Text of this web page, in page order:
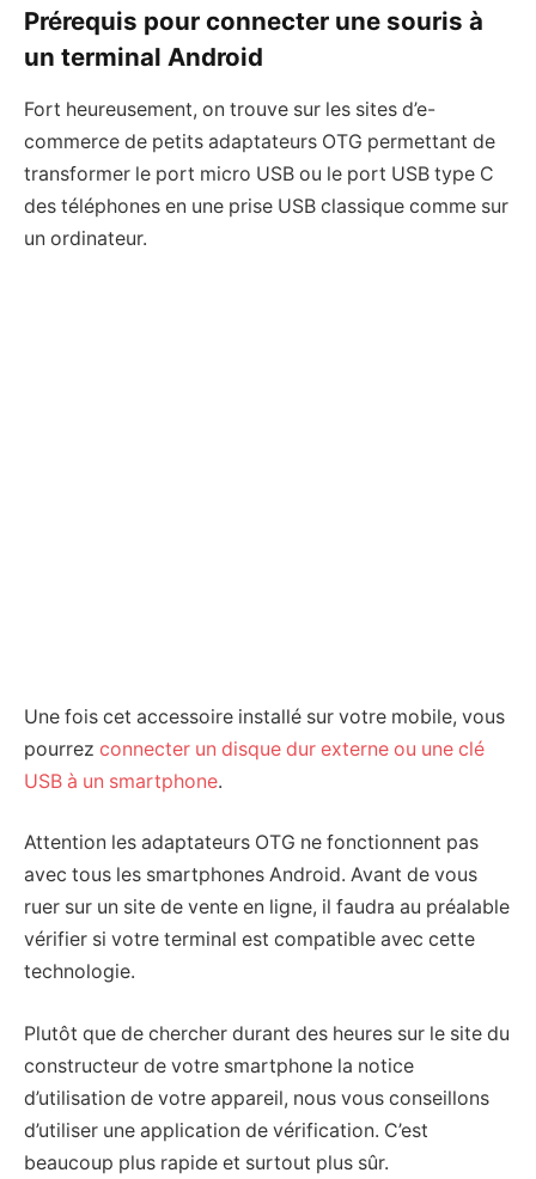
Prérequis pour connecter une souris à
un terminal Android
Fort heureusement, on trouve sur les sites d’e-
commerce de petits adaptateurs OTG permettant de
transformer le port micro USB ou le port USB type C
des téléphones en une prise USB classique comme sur
un ordinateur.
Une fois cet accessoire installé sur votre mobile, vous
pourrez connecter un disque dur externe ou une clé
USB à un smartphone.
Attention les adaptateurs OTG ne fonctionnent pas
avec tous les smartphones Android. Avant de vous
ruer sur un site de vente en ligne, il faudra au préalable
vérifier si votre terminal est compatible avec cette
technologie.
Plutôt que de chercher durant des heures sur le site du
constructeur de votre smartphone la notice
d’utilisation de votre appareil, nous vous conseillons
d’utiliser une application de vérification. C’est
beaucoup plus rapide et surtout plus sûr.